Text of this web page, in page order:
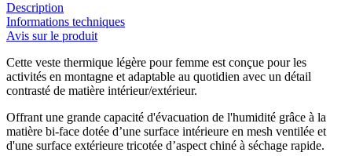
Description
Informations techniques
Avis sur le produit
Cette veste thermique légère pour femme est conçue pour les
activités en montagne et adaptable au quotidien avec un détail
contrasté de matière intérieur/extérieur.
Offrant une grande capacité d'évacuation de l'humidité grâce à la
matière bi-face dotée d’une surface intérieure en mesh ventilée et
d'une surface extérieure tricotée d’aspect chiné à séchage rapide.